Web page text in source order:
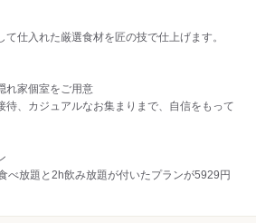
仕入れた厳選食材を匠の技で仕上げます。
れ家個室をご用意
待、カジュアルなお集まりまで、自信をもって
べ放題と2h飲み放題が付いたプランが5929円